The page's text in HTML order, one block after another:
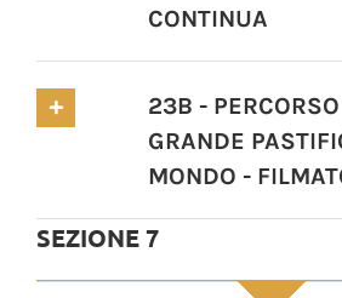
CONTINUA
23B -
GRANDE
MONDO -
SEZIONE 7